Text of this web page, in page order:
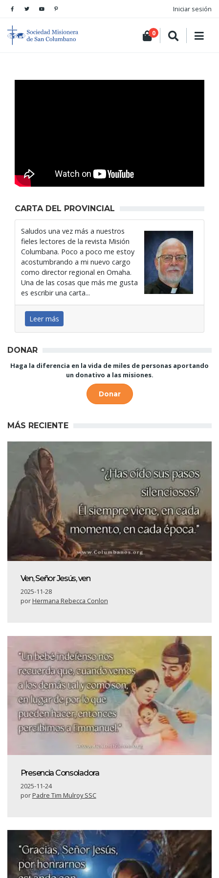
Iniciar sesión
0
CARTA DEL PROVINCIAL
Saludos una vez más a nuestros
fieles lectores de la revista Misión
Columbana. Poco a poco me estoy
acostumbrando a mi nuevo cargo
como director regional en Omaha.
Una de las cosas que más me gusta
es escribir una carta...
Leer más
DONAR
Haga la diferencia en la vida de miles de personas aportando
un donativo a las misiones.
Donar
MÁS RECIENTE
Ven, Señor Jesús, ven
2025-11-28
porHermana Rebecca Conlon
Presencia Consoladora
2025-11-24
porPadre Tim Mulroy SSC